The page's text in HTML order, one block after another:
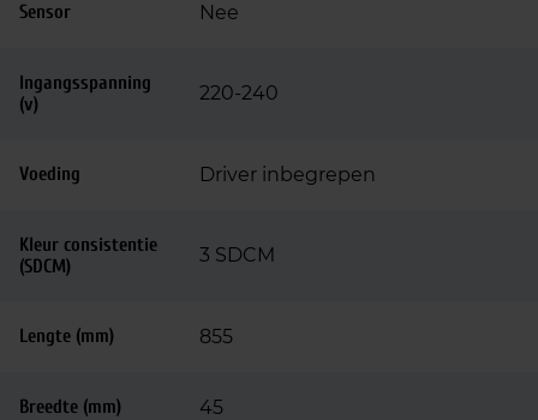
Sensor Nee
Ingangsspanning
(v)
220-240
Voeding Driver inbegrepen
Kleur consistentie
(SDCM)
3 SDCM
Lengte (mm) 855
Breedte (mm) 45